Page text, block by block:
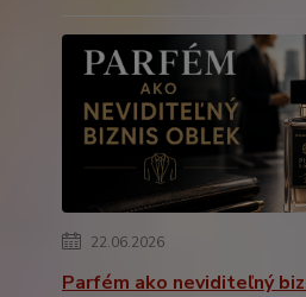
22.06.2026
Parfém ako neviditeľný